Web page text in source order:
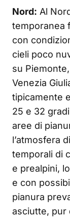
Nord: Al
temporanea
con
cieli poco
su
Venezia
tipicamente
25 e 32
aree di
l’atmosfera
temporali di
e prealpini,
e con
pianura
asciutte, pur